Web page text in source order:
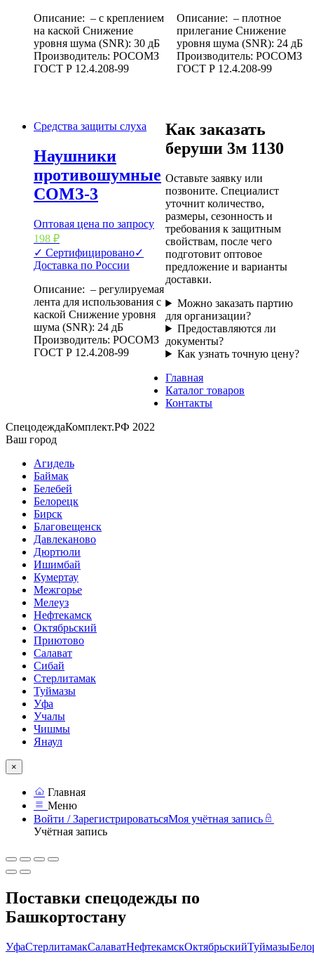
Описание: – с креплением
на каской Снижение
уровня шума (SNR): 30 дБ
Производитель: РОСОМЗ
ГОСТ Р 12.4.208-99
Описание: – плотное
прилегание Снижение
уровня шума (SNR): 24 дБ
Производитель: РОСОМЗ
ГОСТ Р 12.4.208-99
Средства защиты слуха
Наушники
противошумные
СОМЗ-3
Оптовая цена по запросу
198 ₽
✓ Сертифицировано✓
Доставка по России
Описание: – регулируемая
лента для использования с
каской Снижение уровня
шума (SNR): 24 дБ
Производитель: РОСОМЗ
ГОСТ Р 12.4.208-99
Как заказать
беруши 3м 1130
Оставьте заявку или
позвоните. Специалист
уточнит количество,
размеры, сезонность и
требования к защитным
свойствам, после чего
подготовит оптовое
предложение и варианты
доставки.
Можно заказать партию
для организации?
Предоставляются ли
документы?
Как узнать точную цену?
Главная
Каталог товаров
Контакты
СпецодеждаКомплект.РФ 2022
Ваш город
Агидель
Баймак
Белебей
Белорецк
Бирск
Благовещенск
Давлеканово
Дюртюли
Ишимбай
Кумертау
Межгорье
Мелеуз
Нефтекамск
Октябрьский
Приютово
Салават
Сибай
Стерлитамак
Туймазы
Уфа
Учалы
Чишмы
Янаул
×
Главная
Меню
Войти / ЗарегистрироватьсяМоя учётная запись
Учётная запись
Поставки спецодежды по
Башкортостану
УфаСтерлитамакСалаватНефтекамскОктябрьскийТуймазы